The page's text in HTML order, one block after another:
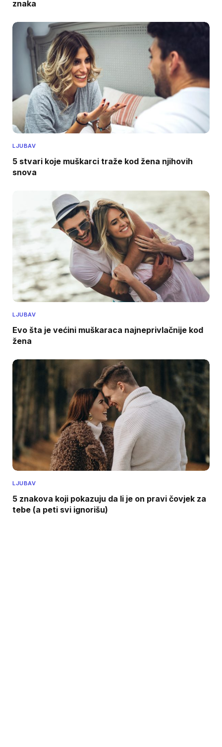
znaka
LJUBAV
5 stvari koje muškarci traže kod žena njihovih
snova
LJUBAV
Evo šta je većini muškaraca najneprivlačnije kod
žena
LJUBAV
5 znakova koji pokazuju da li je on pravi čovjek za
tebe (a peti svi ignorišu)